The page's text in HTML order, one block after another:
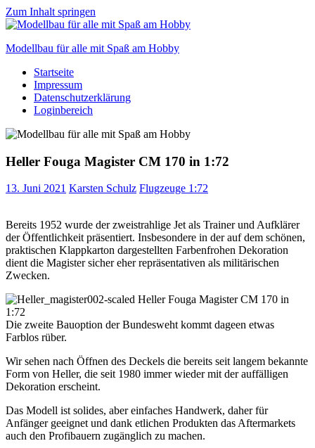
Zum Inhalt springen
Modellbau für alle mit Spaß am Hobby
Scale
modelling
to
Startseite
Impressum
Datenschutzerklärung
Loginbereich
Heller Fouga Magister CM 170 in 1:72
13. Juni 2021 Karsten Schulz Flugzeuge 1:72
Bereits 1952 wurde der zweistrahlige Jet als Trainer und Aufklärer
der Öffentlichkeit präsentiert. Insbesondere in der auf dem schönen,
praktischen Klappkarton dargestellten Farbenfrohen Dekoration
dient die Magister sicher eher repräsentativen als militärischen
Zwecken.
Die zweite Bauoption der Bundesweht kommt dageen etwas
Farblos rüber.
Wir sehen nach Öffnen des Deckels die bereits seit langem bekannte
Form von Heller, die seit 1980 immer wieder mit der auffälligen
Dekoration erscheint.
Das Modell ist solides, aber einfaches Handwerk, daher für
Anfänger geeignet und dank etlichen Produkten das Aftermarkets
auch den Profibauern zugänglich zu machen.